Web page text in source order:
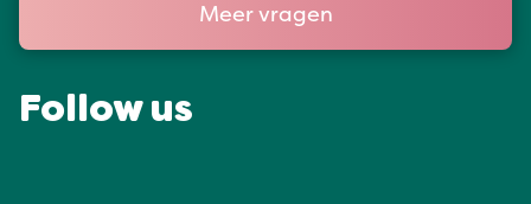
Meer vragen
Follow us